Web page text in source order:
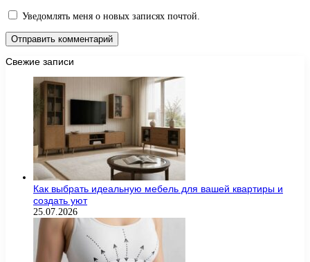
Уведомлять меня о новых записях почтой.
Свежие записи
Как выбрать идеальную мебель для вашей квартиры и
создать уют
25.07.2026